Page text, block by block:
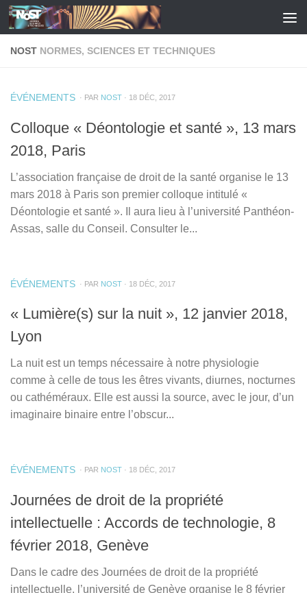
Skip to content
NOST NORMES, SCIENCES ET TECHNIQUES
ÉVÉNEMENTS · PAR NOST · 18 DÉC, 2017
Colloque « Déontologie et santé », 13 mars
2018, Paris
L’association française de droit de la santé organise le 13
mars 2018 à Paris son premier colloque intitulé «
Déontologie et santé ». Il aura lieu à l’université Panthéon-
Assas, salle du Conseil. Consulter le...
ÉVÉNEMENTS · PAR NOST · 18 DÉC, 2017
« Lumière(s) sur la nuit », 12 janvier 2018,
Lyon
La nuit est un temps nécessaire à notre physiologie
comme à celle de tous les êtres vivants, diurnes, nocturnes
ou cathéméraux. Elle est aussi la source, avec le jour, d’un
imaginaire binaire entre l’obscur...
ÉVÉNEMENTS · PAR NOST · 18 DÉC, 2017
Journées de droit de la propriété
intellectuelle : Accords de technologie, 8
février 2018, Genève
Dans le cadre des Journées de droit de la propriété
intellectuelle, l’université de Genève organise le 8 février